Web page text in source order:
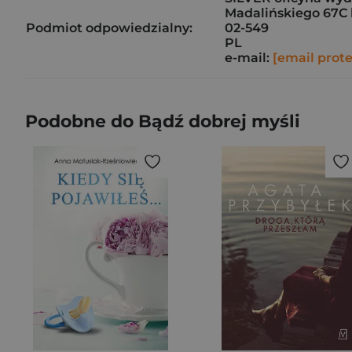
Podmiot odpowiedzialny:
Madalińskiego 67C
02-549
PL
e-mail: [email
Podobne do Bądź dobrej myśli